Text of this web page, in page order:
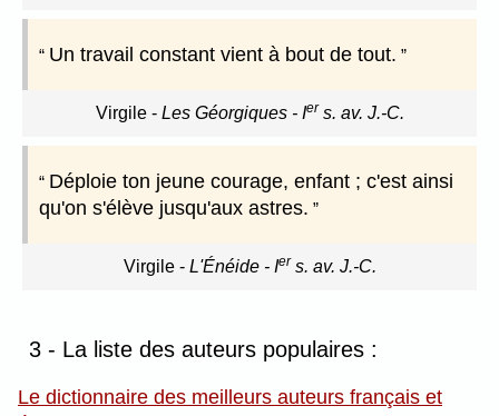
Un travail constant vient à bout de tout.
Virgile- Les Géorgiques - Ier s. av. J.-C.
Déploie ton jeune courage, enfant ; c'est ainsi
qu'on s'élève jusqu'aux astres.
Virgile- L'Énéide - Ier s. av. J.-C.
3 - La liste des auteurs populaires :
Le dictionnaire des meilleurs auteurs français et